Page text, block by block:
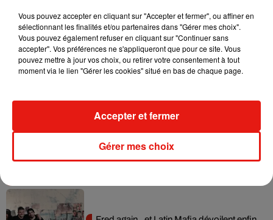
Angèle et Amélie Lens dévoilent leur
collaboration tant attendue
dimension avec son premier...
Vous pouvez accepter en cliquant sur "Accepter et fermer", ou affiner en
sélectionnant les finalités et/ou partenaires dans "Gérer mes choix".
Vous pouvez également refuser en cliquant sur "Continuer sans
accepter". Vos préférences ne s'appliqueront que pour ce site. Vous
pouvez mettre à jour vos choix, ou retirer votre consentement à tout
moment via le lien "Gérer les cookies" situé en bas de chaque page.
Gérer mes choix
Accepter et fermer